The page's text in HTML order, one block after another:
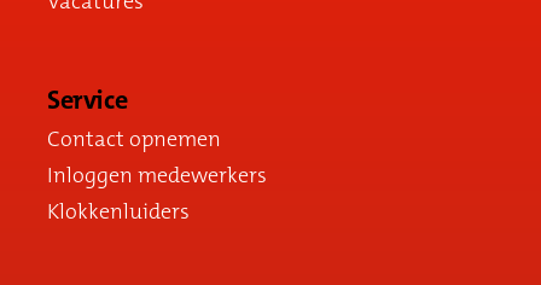
Service
Contact opnemen
Inloggen medewerkers
Klokkenluiders